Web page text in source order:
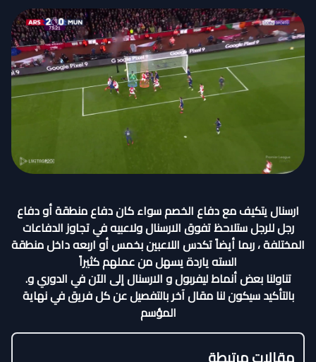
ارسنال يتكيف مع دفاع الخصم سواء كان دفاع منطقة أو دفاع
رجل للرجل ستلاحظ تفوق الارسنال ولاعبيه في تجاوز الدفاعات
المختلفة ، ربما أيضاً تكدس اللاعبين بخمس أو اربعه داخل منطقة
السته ياردة يسهل من عملهم كثيراً
تناولنا بعض أنماط ليفربول و الارسنال إلى الآن في الدوري و.
بالتأكيد سيكون لنا مقال آخر بالتفصيل عن كل فريق في نهاية
المؤسم